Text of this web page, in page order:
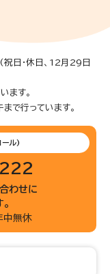
日・休日、12月29日
ます。
で行っています。
ール)
わせに
中無休